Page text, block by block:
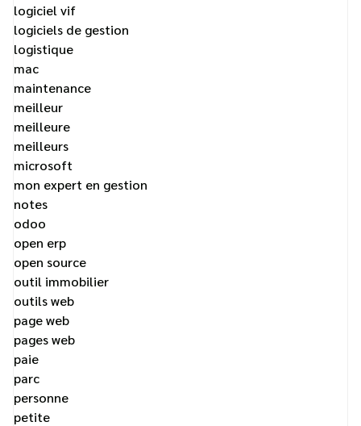
logiciel vif
logiciels de gestion
logistique
mac
maintenance
meilleur
meilleure
meilleurs
microsoft
mon expert en gestion
notes
odoo
open erp
open source
outil immobilier
outils web
page web
pages web
paie
parc
personne
petite